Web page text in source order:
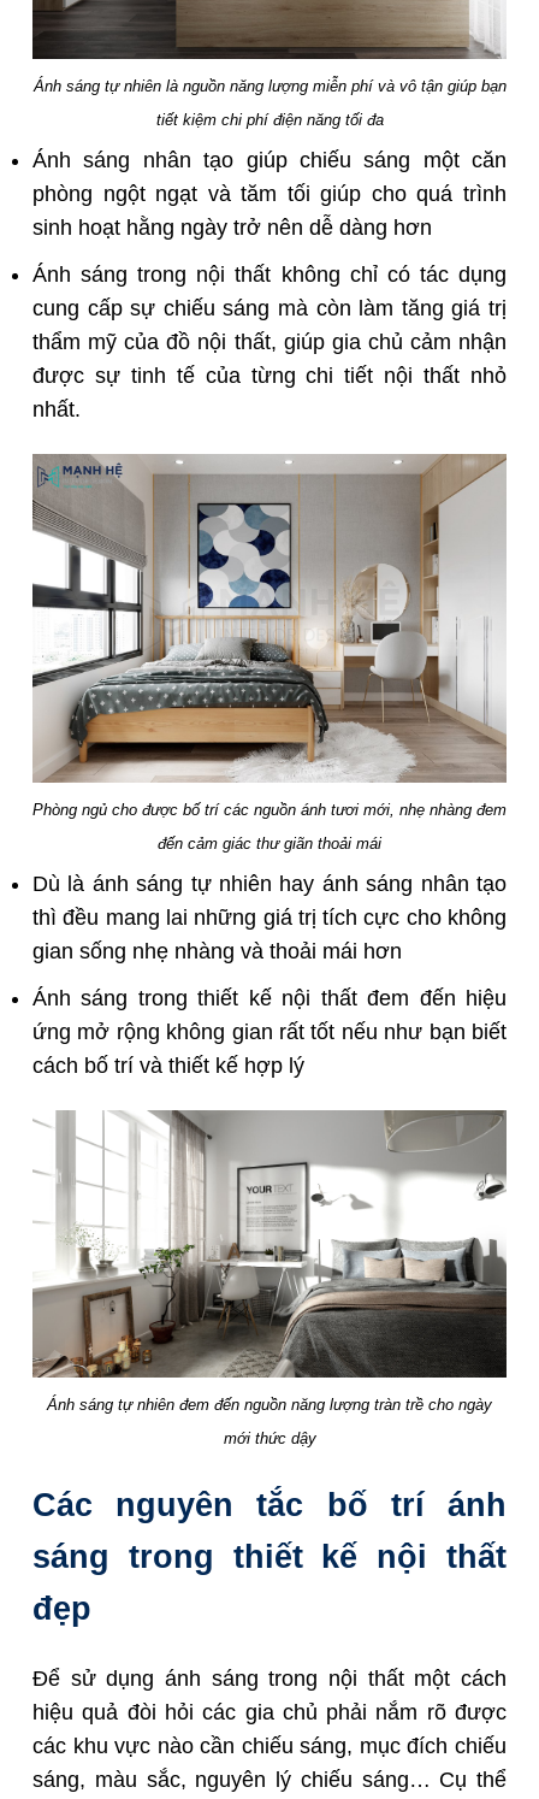
Ánh sáng tự nhiên là nguồn năng lượng miễn phí và vô tận giúp bạn
tiết kiệm chi phí điện năng tối đa
Ánh sáng nhân tạo giúp chiếu sáng một căn
phòng ngột ngạt và tăm tối giúp cho quá trình
sinh hoạt hằng ngày trở nên dễ dàng hơn
Ánh sáng trong nội thất không chỉ có tác dụng
cung cấp sự chiếu sáng mà còn làm tăng giá trị
thẩm mỹ của đồ nội thất, giúp gia chủ cảm nhận
được sự tinh tế của từng chi tiết nội thất nhỏ
nhất.
Phòng ngủ cho được bố trí các nguồn ánh tươi mới, nhẹ nhàng đem
đến cảm giác thư giãn thoải mái
Dù là ánh sáng tự nhiên hay ánh sáng nhân tạo
thì đều mang lai những giá trị tích cực cho không
gian sống nhẹ nhàng và thoải mái hơn
Ánh sáng trong thiết kế nội thất đem đến hiệu
ứng mở rộng không gian rất tốt nếu như bạn biết
cách bố trí và thiết kế hợp lý
Ánh sáng tự nhiên đem đến nguồn năng lượng tràn trề cho ngày
mới thức dậy
Các nguyên tắc bố trí ánh
sáng trong thiết kế nội thất
đẹp
Để sử dụng ánh sáng trong nội thất một cách
hiệu quả đòi hỏi các gia chủ phải nắm rõ được
các khu vực nào cần chiếu sáng, mục đích chiếu
sáng, màu sắc, nguyên lý chiếu sáng… Cụ thể